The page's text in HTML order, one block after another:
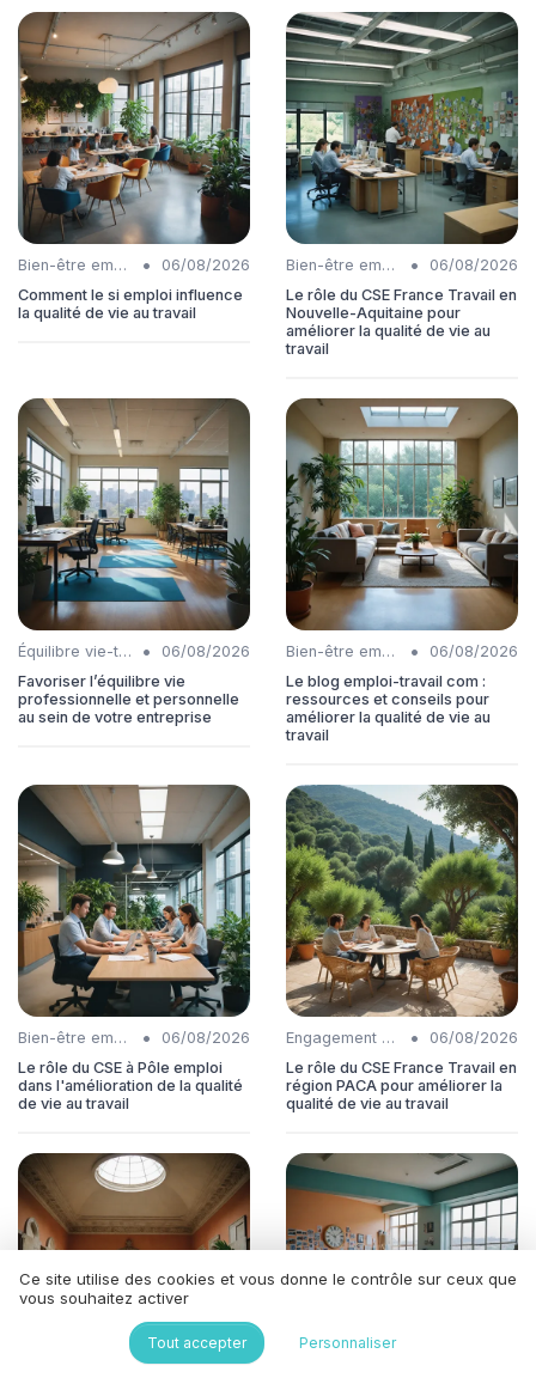
Bien-être employés •
06/08/2026
Comment le si emploi influence
la qualité de vie au travail
Bien-être employés •
06/08/2026
Le rôle du CSE France Travail en
Nouvelle-Aquitaine pour
améliorer la qualité de vie au
travail
Équilibre vie-travail •
06/08/2026
Favoriser l’équilibre vie
professionnelle et personnelle
au sein de votre entreprise
Bien-être employés •
06/08/2026
Le blog emploi-travail com :
ressources et conseils pour
améliorer la qualité de vie au
travail
Bien-être employés •
06/08/2026
Le rôle du CSE à Pôle emploi
dans l'amélioration de la qualité
de vie au travail
Engagement collaborateurs •
06/08/2026
Le rôle du CSE France Travail en
région PACA pour améliorer la
qualité de vie au travail
Ce site utilise des cookies et vous donne le contrôle sur ceux que
vous souhaitez activer
Tout accepter Personnaliser